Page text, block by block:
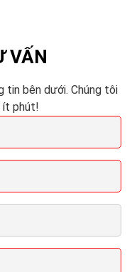
VẤN
tin bên dưới. Chúng tôi
ít phút!